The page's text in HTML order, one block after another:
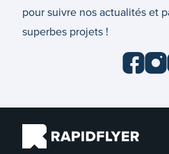
pour suivre nos actualités et
superbes projets !